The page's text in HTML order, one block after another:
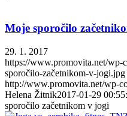
Moje sporočilo
29. 1. 2017
https://www.promovita.net/wp-
sporočilo-začetnikom-v-jogi.jpg
http://www.promovita.net/wp-
Helena Žitnik2017-01-29
sporočilo začetnikom v jogi